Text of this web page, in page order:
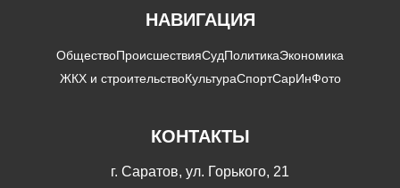
НАВИГАЦИЯ
ОбществоПроисшествияСудПолитикаЭкономика
ЖКХ и строительствоКультураСпортСарИнФото
КОНТАКТЫ
г. Саратов, ул. Горького, 21